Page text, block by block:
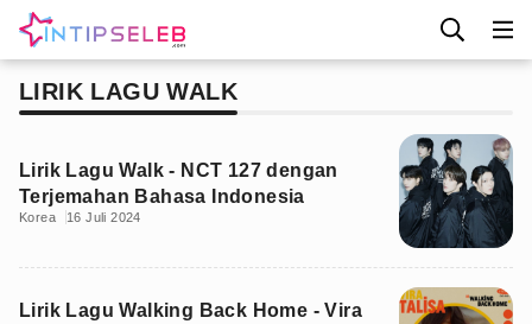
LIRIK LAGU WALK
Lirik Lagu Walk - NCT 127 dengan
Terjemahan Bahasa Indonesia
Korea 16 Juli 2024
Lirik Lagu Walking Back Home - Vira